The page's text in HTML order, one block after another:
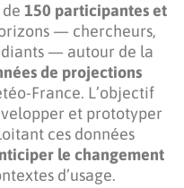
150 participantes et
— chercheurs,
— autour de la
de projections
France. L’objectif
et prototyper
ces données
le changement
d’usage.